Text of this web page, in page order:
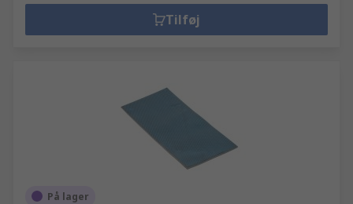
Tilføj
På lager